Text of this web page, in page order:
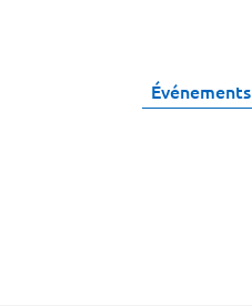
Événements